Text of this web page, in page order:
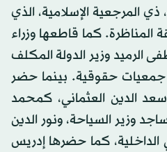
ذي المرجعية الإسلامية، الذي
كما قاطعها وزراء
الرميد وزير الدولة المكلف
جمعيات حقوقية. بينما حضر
الدين العثماني، كمحمد
وزير السياحة، ونور الدين
الداخلية، كما حضرها إدريس